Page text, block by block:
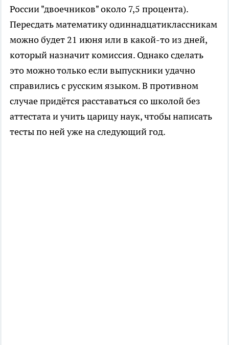
России "двоечников" около 7,5 процента).
Пересдать математику одиннадцатиклассникам
можно будет 21 июня или в какой-то из дней,
который назначит комиссия. Однако сделать
это можно только если выпускники удачно
справились с русским языком. В противном
случае придётся расставаться со школой без
аттестата и учить царицу наук, чтобы написать
тесты по ней уже на следующий год.